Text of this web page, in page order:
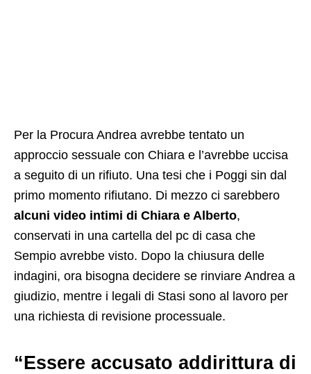
Per la Procura Andrea avrebbe tentato un
approccio sessuale con Chiara e l’avrebbe uccisa
a seguito di un rifiuto. Una tesi che i Poggi sin dal
primo momento rifiutano. Di mezzo ci sarebbero
alcuni video intimi di Chiara e Alberto,
conservati in una cartella del pc di casa che
Sempio avrebbe visto. Dopo la chiusura delle
indagini, ora bisogna decidere se rinviare Andrea a
giudizio, mentre i legali di Stasi sono al lavoro per
una richiesta di revisione processuale.
“Essere accusato addirittura di